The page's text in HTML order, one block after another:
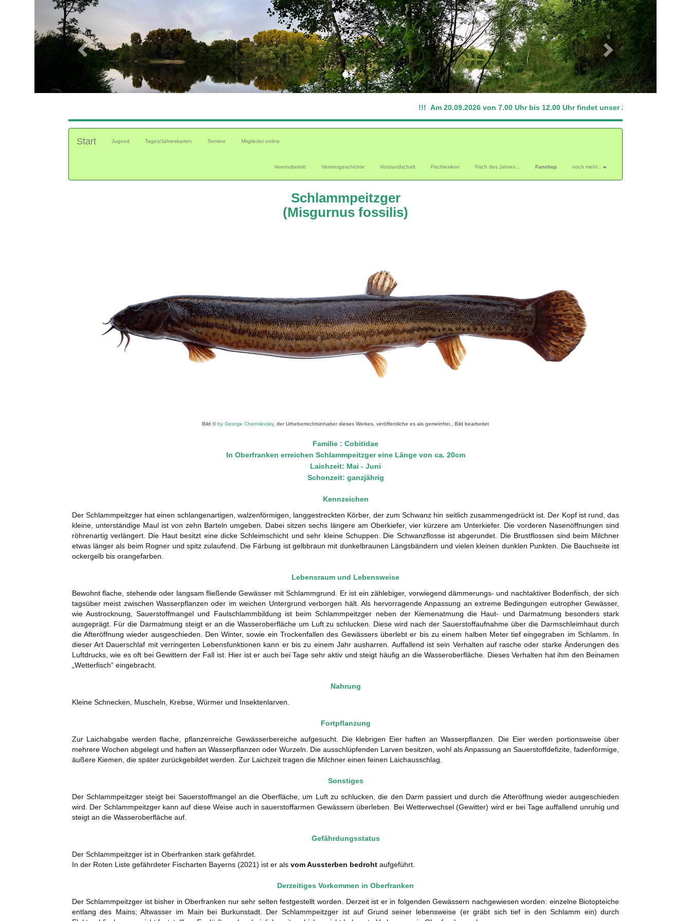
Previous Next
!!! Am 20.09.2026 von 7.00 Uhr bis 12.00 Uhr findet unser 2. Hegefischen statt.
Start Jugend(current)Tages/Jahreskarten Termine Mitglieder online
Vereinsbeitritt Vereinsgeschichte Vorstandschaft Fischlexikon Fisch des Jahres... Fanshop noch mehr...
Schlammpeitzger
(Misgurnus fossilis)
Bild © by George Chernilevsky, der Urheberrechtsinhaber dieses Werkes, veröffentliche es als gemeinfrei., Bild bearbeitet
Familie : Cobitidae
In Oberfranken erreichen Schlammpeitzger eine Länge von ca. 20cm
Laichzeit: Mai - Juni
Schonzeit: ganzjährig
Kennzeichen
Der Schlammpeitzger hat einen schlangenartigen, walzenförmigen, langgestreckten Körber, der zum Schwanz hin seitlich zusammengedrückt ist. Der Kopf ist rund, das
kleine, unterständige Maul ist von zehn Barteln umgeben. Dabei sitzen sechs längere am Oberkiefer, vier kürzere am Unterkiefer. Die vorderen Nasenöffnungen sind
röhrenartig verlängert. Die Haut besitzt eine dicke Schleimschicht und sehr kleine Schuppen. Die Schwanzflosse ist abgerundet. Die Brustflossen sind beim Milchner
etwas länger als beim Rogner und spitz zulaufend. Die Färbung ist gelbbraun mit dunkelbraunen Längsbändern und vielen kleinen dunklen Punkten. Die Bauchseite ist
ockergelb bis orangefarben.
Lebensraum und Lebensweise
Bewohnt flache, stehende oder langsam fließende Gewässer mit Schlammgrund. Er ist ein zählebiger, vorwiegend dämmerungs- und nachtaktiver Bodenfisch, der sich
tagsüber meist zwischen Wasserpflanzen oder im weichen Untergrund verborgen hält. Als hervorragende Anpassung an extreme Bedingungen eutropher Gewässer,
wie Austrocknung, Sauerstoffmangel und Faulschlammbildung ist beim Schlammpeitzger neben der Kiemenatmung die Haut- und Darmatmung besonders stark
ausgeprägt. Für die Darmatmung steigt er an die Wasseroberfläche um Luft zu schlucken. Diese wird nach der Sauerstoffaufnahme über die Darmschleimhaut durch
die Afteröffnung wieder ausgeschieden. Den Winter, sowie ein Trockenfallen des Gewässers überlebt er bis zu einem halben Meter tief eingegraben im Schlamm. In
dieser Art Dauerschlaf mit verringerten Lebensfunktionen kann er bis zu einem Jahr ausharren. Auffallend ist sein Verhalten auf rasche oder starke Änderungen des
Luftdrucks, wie es oft bei Gewittern der Fall ist. Hier ist er auch bei Tage sehr aktiv und steigt häufig an die Wasseroberfläche. Dieses Verhalten hat ihm den Beinamen
„Wetterfisch“ eingebracht.
Nahrung
Kleine Schnecken, Muscheln, Krebse, Würmer und Insektenlarven.
Fortpflanzung
Zur Laichabgabe werden flache, pflanzenreiche Gewässerbereiche aufgesucht. Die klebrigen Eier haften an Wasserpflanzen. Die Eier werden portionsweise über
mehrere Wochen abgelegt und haften an Wasserpflanzen oder Wurzeln. Die ausschlüpfenden Larven besitzen, wohl als Anpassung an Sauerstoffdefizite, fadenförmige,
äußere Kiemen, die später zurückgebildet werden. Zur Laichzeit tragen die Milchner einen feinen Laichausschlag.
Sonstiges
Der Schlammpeitzger steigt bei Sauerstoffmangel an die Oberfläche, um Luft zu schlucken, die den Darm passiert und durch die Afteröffnung wieder ausgeschieden
wird. Der Schlammpeitzger kann auf diese Weise auch in sauerstoffarmen Gewässern überleben. Bei Wetterwechsel (Gewitter) wird er bei Tage auffallend unruhig und
steigt an die Wasseroberfläche auf.
Gefährdungsstatus
Der Schlammpeitzger ist in Oberfranken stark gefährdet.
In der Roten Liste gefährdeter Fischarten Bayerns (2021) ist er als vom Aussterben bedrohtaufgeführt.
Derzeitiges Vorkommen in Oberfranken
Der Schlammpeitzger ist bisher in Oberfranken nur sehr selten festgestellt worden. Derzeit ist er in folgenden Gewässern nachgewiesen worden: einzelne Biotopteiche
entlang des Mains; Altwasser im Main bei Burkunstadt. Der Schlammpeitzger ist auf Grund seiner lebensweise (er gräbt sich tief in den Schlamm ein) durch